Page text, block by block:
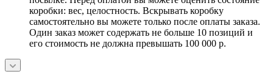
коробки: вес, целостность. Вскрывать коробку
самостоятельно вы можете только после оплаты заказа.
Один заказ может содержать не больше 10 позиций и
его стоимость не должна превышать 100 000 р.